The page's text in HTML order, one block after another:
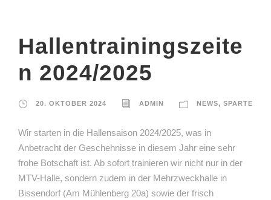
Hallentrainingszeite
n 2024/2025
20. OKTOBER 2024 ADMIN NEWS, SPARTE
Wir starten in die Hallensaison 2024/2025, was in
Anbetracht der Geschehnisse in diesem Jahr eine sehr
frohe Botschaft ist. Ab sofort trainieren wir nicht nur in der
MTV-Halle, sondern zudem in der Mehrzweckhalle in
Bissendorf (Am Mühlenberg 20a) sowie der frisch